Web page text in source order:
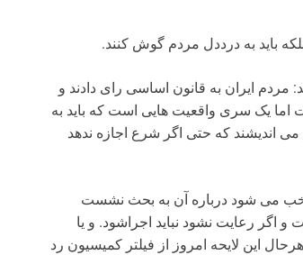
باید به درددل مردم گوش کنند.
ایران به قانون اساسی رای دادند و
اما یک سری واقعیت هایی است که باید به
می اندیشند که حتی اگر شرع اجازه ندهد
خب می شود درباره آن به بحث نشست
رعایت نشود نباید اجراشود. و یا
این لایحه امروز از فیلتر کمیسیون رد